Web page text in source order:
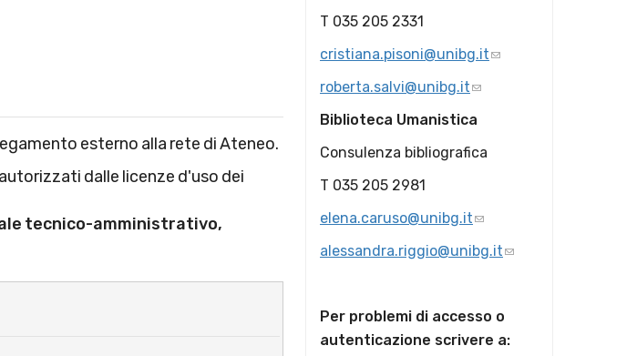
esterno alla rete di Ateneo.
dalle licenze d'uso dei
tecnico-amministrativo,
T 035 205 2331
cristiana.pisoni@unibg.it
roberta.salvi@unibg.it
Biblioteca Umanistica
Consulenza bibliografica
T 035 205 2981
elena.caruso@unibg.it
alessandra.riggio@unibg.it
Per problemi di accesso o
autenticazione scrivere a: